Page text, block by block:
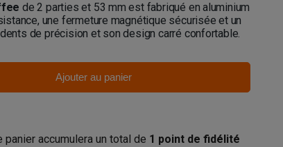
de 2 parties et 53 mm est fabriqué en aluminium
une fermeture magnétique sécurisée et un
de précision et son design carré confortable.
Ajouter au panier
panier accumulera un total de 1 point de fidélité